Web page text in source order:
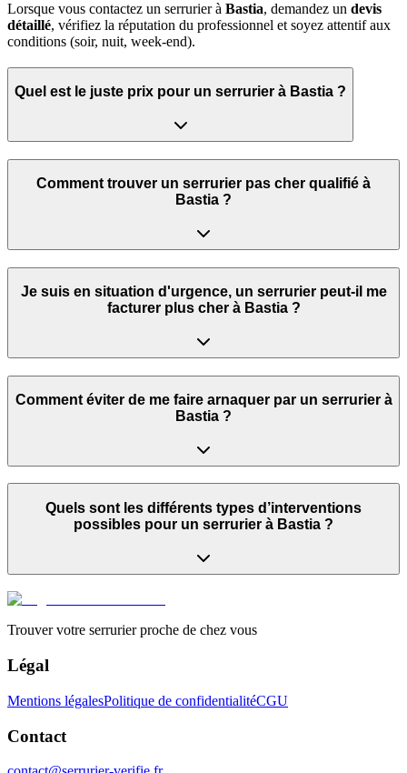
Lorsque vous contactez un serrurier à Bastia, demandez un devis
détaillé, vérifiez la réputation du professionnel et soyez attentif aux
conditions (soir, nuit, week‑end).
Quel est le juste prix pour un serrurier à Bastia ?
Comment trouver un serrurier pas cher qualifié à
Bastia ?
Je suis en situation d'urgence, un serrurier peut‑il me
facturer plus cher à Bastia ?
Comment éviter de me faire arnaquer par un serrurier à
Bastia ?
Quels sont les différents types d’interventions
possibles pour un serrurier à Bastia ?
Trouver votre serrurier proche de chez vous
Légal
Mentions légalesPolitique de confidentialitéCGU
Contact